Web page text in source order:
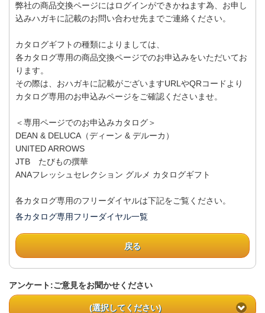
弊社の商品交換ページにはログインができかねます為、お申し
込みハガキに記載のお問い合わせ先までご連絡ください。
カタログギフトの種類によりましては、
各カタログ専用の商品交換ページでのお申込みをいただいてお
ります。
その際は、おハガキに記載がございますURLやQRコードより
カタログ専用のお申込みページをご確認くださいませ。
＜専用ページでのお申込みカタログ＞
DEAN & DELUCA（ディーン & デルーカ）
UNITED ARROWS
JTB たびもの撰華
ANAフレッシュセレクション グルメ カタログギフト
各カタログ専用のフリーダイヤルは下記をご覧ください。
各カタログ専用フリーダイヤル一覧
戻る
アンケート:ご意見をお聞かせください
(選択してください)